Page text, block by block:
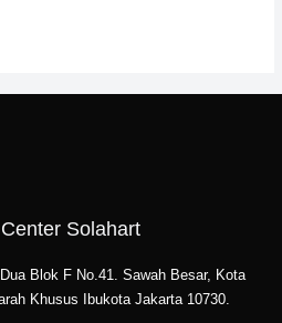
Solahart
Blok F No.41. Sawah Besar, Kota
Khusus Ibukota Jakarta 10730.